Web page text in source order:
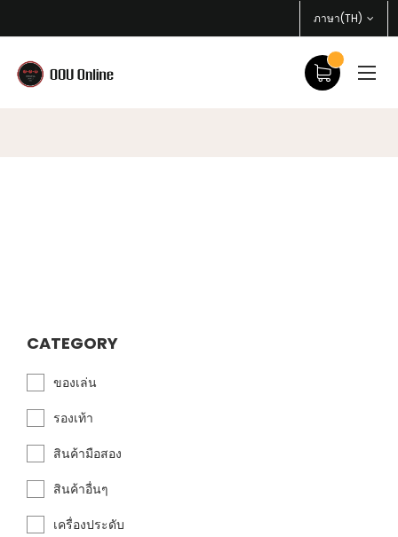
ภาษา(TH)
CATEGORY
ของเล่น
รองเท้า
สินค้ามือสอง
สินค้าอื่นๆ
เครื่องประดับ